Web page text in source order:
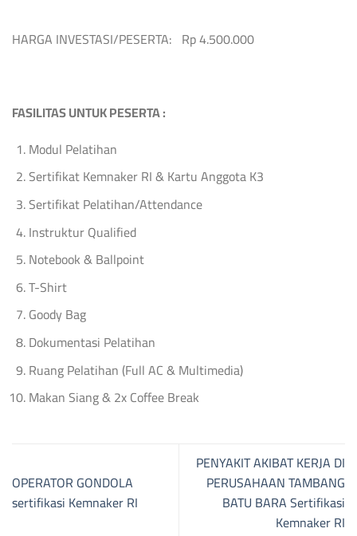
HARGA INVESTASI/PESERTA: Rp 4.500.000
FASILITAS UNTUK PESERTA :
Modul Pelatihan
Sertifikat Kemnaker RI & Kartu Anggota K3
Sertifikat Pelatihan/Attendance
Instruktur Qualified
Notebook & Ballpoint
T-Shirt
Goody Bag
Dokumentasi Pelatihan
Ruang Pelatihan (Full AC & Multimedia)
Makan Siang & 2x Coffee Break
OPERATOR GONDOLA
sertifikasi Kemnaker RI
PENYAKIT AKIBAT KERJA DI
PERUSAHAAN TAMBANG
BATU BARA Sertifikasi
Kemnaker RI